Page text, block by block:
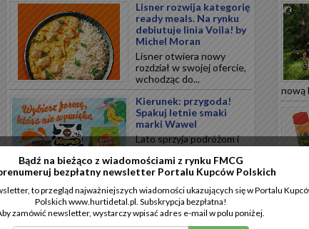
Lisner rozwija kategorię
ready meals. Na rynku
debiutuje linia Voila! by
Michel Moran
Lisner otwiera nowy
rozdział w swojej ofercie,
wchodząc do...
Kierunek: przygoda!
Spakuj letnie smaki
marki Wawel
Lato sprzyja podróżom i
chwilom relaksu, a
odpowiednio...
Polska marka
CHILLBERRY
wprowadza nową
innowację w segmencie
nową
Bądź na bieżąco z wiadomościami z rynku FMCG
bezpłatny newsletter Portalu Kupców Polskich
to przegląd najważniejszych wiadomości ukazujących się w Portalu
Polskich www.hurtidetal.pl. Subskrypcja bezpłatna!
zamówić newsletter, wystarczy wpisać adres e-mail w polu poniżej.